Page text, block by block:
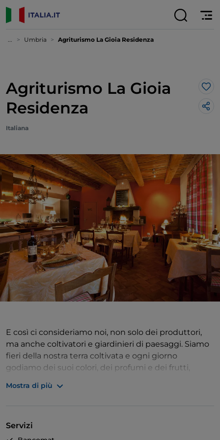
... Umbria Agriturismo La Gioia Residenza
Agriturismo La Gioia
Residenza
Italiana
E così ci consideriamo noi, non solo dei produttori,
ma anche coltivatori e giardinieri di paesaggi. Siamo
fieri della nostra terra coltivata e ogni giorno
godiamo dei suoi colori, dei profumi e dei frutti,
attenzione. Non la sfruttiamo ma le restituiamo ciò
non come etichetta, ma come filosofia di vita.
Mostra di più
Servizi